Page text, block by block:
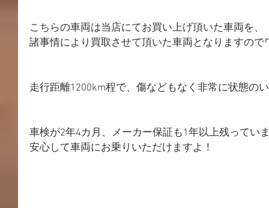
こちらの車両は当店にてお買い上げ頂いた車両を、
諸事情により買取させて頂いた車両となりますの
走行距離1200km程で、傷などもなく非常に状態の
車検が2年4カ月、メーカー保証も1年以上残ってい
安心して車両にお乗りいただけますよ！